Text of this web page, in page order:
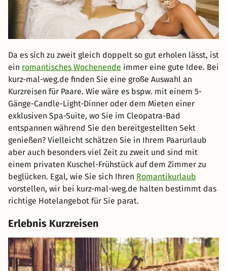
Da es sich zu zweit gleich doppelt so gut erholen lässt, ist
ein romantisches Wochenende immer eine gute Idee. Bei
kurz-mal-weg.de finden Sie eine große Auswahl an
Kurzreisen für Paare. Wie wäre es bspw. mit einem 5-
Gänge-Candle-Light-Dinner oder dem Mieten einer
exklusiven Spa-Suite, wo Sie im Cleopatra-Bad
entspannen während Sie den bereitgestellten Sekt
genießen? Vielleicht schätzen Sie in Ihrem Paarurlaub
aber auch besonders viel Zeit zu zweit und sind mit
einem privaten Kuschel-Frühstück auf dem Zimmer zu
beglücken. Egal, wie Sie sich Ihren Romantikurlaub
vorstellen, wir bei kurz-mal-weg.de halten bestimmt das
richtige Hotelangebot für Sie parat.
Erlebnis Kurzreisen